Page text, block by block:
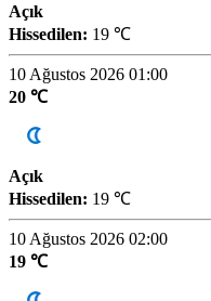
Açık
Hissedilen: 19 ℃
10 Ağustos 2026 01:00
20 ℃
Açık
Hissedilen: 19 ℃
10 Ağustos 2026 02:00
19 ℃